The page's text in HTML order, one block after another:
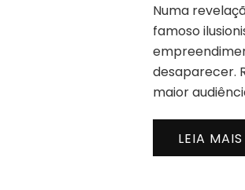
Numa
famoso
desaparecer.
maior
LEIA MAIS